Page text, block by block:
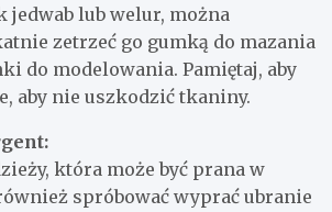
jedwab lub welur, można
zetrzeć go gumką do mazania
do modelowania. Pamiętaj, aby
aby nie uszkodzić tkaniny.
która może być prana w
spróbować wyprać ubranie